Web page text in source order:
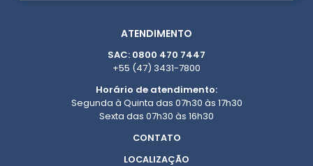
ATENDIMENTO
SAC: 0800 470 7447
+55 (47) 3431-7800
Horário de atendimento:
Segunda à Quinta das 07h30 às 17h30
Sexta das 07h30 às 16h30
CONTATO
LOCALIZAÇÃO